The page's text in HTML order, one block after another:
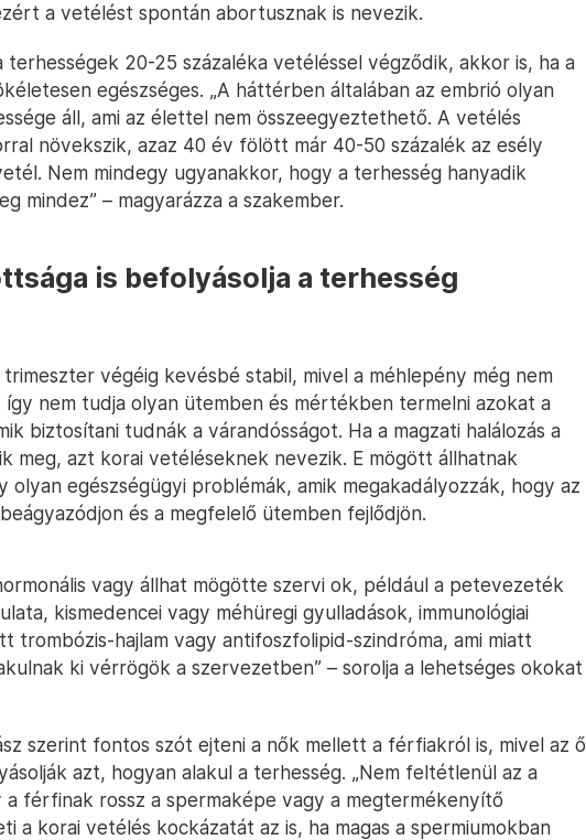
a vetélést spontán abortusznak is nevezik.
20-25 százaléka vetéléssel végződik, akkor is, ha a
egészséges. „A háttérben általában az embrió olyan
áll, ami az élettel nem összeegyeztethető. A vetélés
növekszik, azaz 40 év fölött már 40-50 százalék az esély
Nem mindegy ugyanakkor, hogy a terhesség hanyadik
mindez” – magyarázza a szakember.
is befolyásolja a terhesség
végéig kevésbé stabil, mivel a méhlepény még nem
nem tudja olyan ütemben és mértékben termelni azokat a
biztosítani tudnák a várandósságot. Ha a magzati halálozás a
meg, azt korai vetéléseknek nevezik. E mögött állhatnak
olyan egészségügyi problémák, amik megakadályozzák, hogy az
és a megfelelő ütemben fejlődjön.
vagy állhat mögötte szervi ok, például a petevezeték
kismedencei vagy méhüregi gyulladások, immunológiai
trombózis-hajlam vagy antifoszfolipid-szindróma, ami miatt
ki vérrögök a szervezetben” – sorolja a lehetséges okokat
szerint fontos szót ejteni a nők mellett a férfiakról is, mivel az ő
azt, hogyan alakul a terhesség. „Nem feltétlenül az a
a férfinak rossz a spermaképe vagy a megtermékenyítő
a korai vetélés kockázatát az is, ha magas a spermiumokban